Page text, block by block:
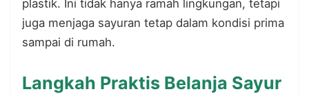
plastik. Ini tidak hanya ramah lingkungan, tetapi
juga menjaga sayuran tetap dalam kondisi prima
sampai di rumah.
Langkah Praktis Belanja Sayur